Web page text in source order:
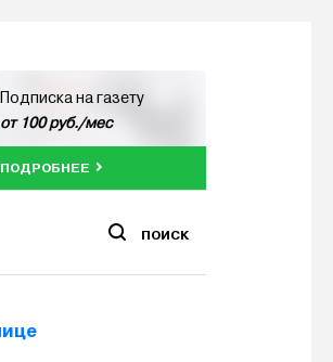
Подписка на газету
от 100 руб./мес
ПОДРОБНЕЕ
ПОИСК